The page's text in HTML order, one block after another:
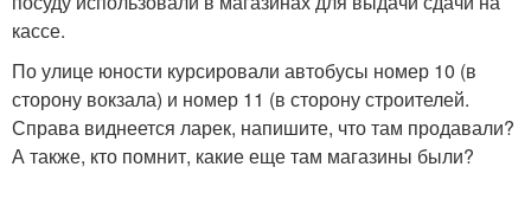
кассе.
По улице юности курсировали автобусы номер 10 (в
сторону вокзала) и номер 11 (в сторону строителей.
Справа виднеется ларек, напишите, что там продавали?
А также, кто помнит, какие еще там магазины были?